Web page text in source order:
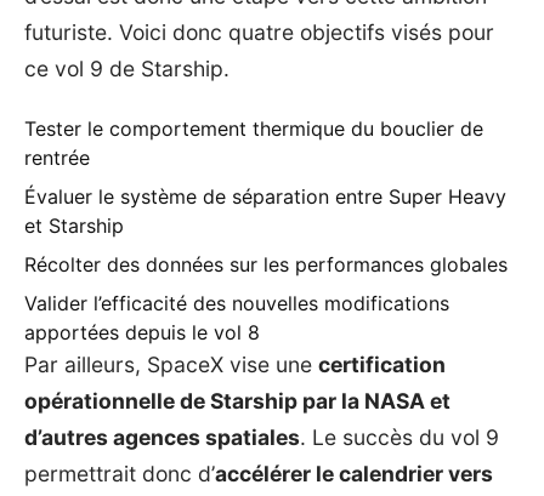
futuriste. Voici donc quatre objectifs visés pour
ce vol 9 de Starship.
Tester le comportement thermique du bouclier de
rentrée
Évaluer le système de séparation entre Super Heavy
et Starship
Récolter des données sur les performances globales
Valider l’efficacité des nouvelles modifications
apportées depuis le vol 8
Par ailleurs, SpaceX vise une certification
opérationnelle de Starship par la NASA et
d’autres agences spatiales. Le succès du vol 9
permettrait donc d’accélérer le calendrier vers